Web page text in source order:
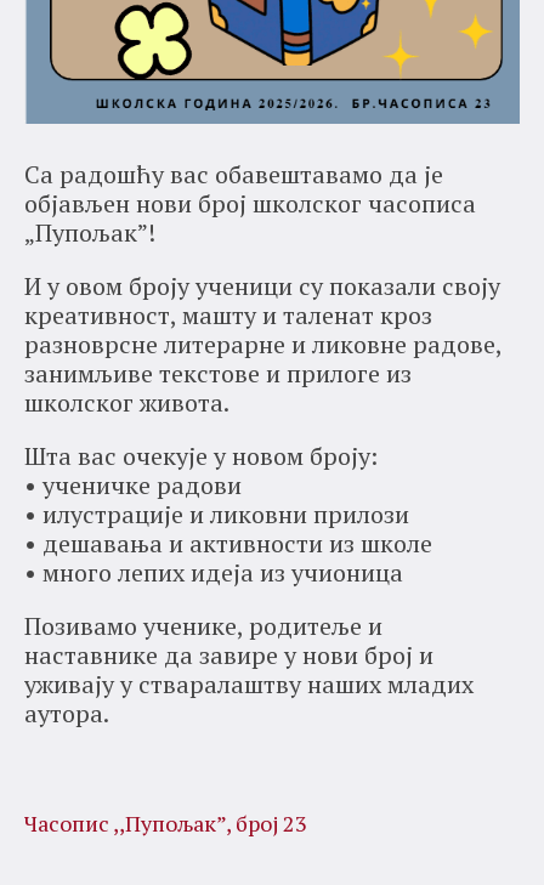
Са радошћу вас обавештавамо да је
објављен нови број школског часописа
„Пупољак”!
И у овом броју ученици су показали своју
креативност, машту и таленат кроз
разноврсне литерарне и ликовне радове,
занимљиве текстове и прилоге из
школског живота.
Шта вас очекује у новом броју:
• ученичке радови
• илустрације и ликовни прилози
• дешавања и активности из школе
• много лепих идеја из учионица
Позивамо ученике, родитеље и
наставнике да завире у нови број и
уживају у стваралаштву наших младих
аутора.
Часопис ,,Пупољак”, број 23